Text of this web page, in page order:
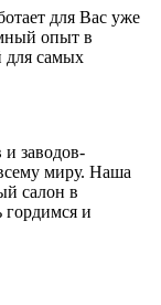
для Вас уже
опыт в
для самых
и заводов-
миру. Наша
салон в
и